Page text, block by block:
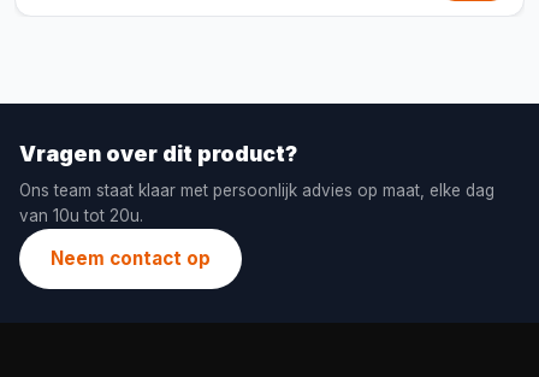
Vragen over dit product?
Ons team staat klaar met persoonlijk advies op maat, elke dag
van 10u tot 20u.
Neem contact op